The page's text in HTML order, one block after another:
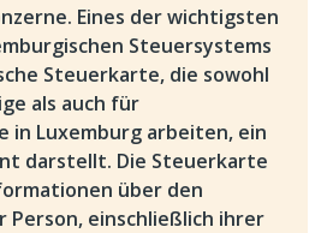
Eines der wichtigsten
Steuersystems
Steuerkarte, die sowohl
als auch für
in Luxemburg arbeiten, ein
darstellt. Die Steuerkarte
über den
einschließlich ihrer